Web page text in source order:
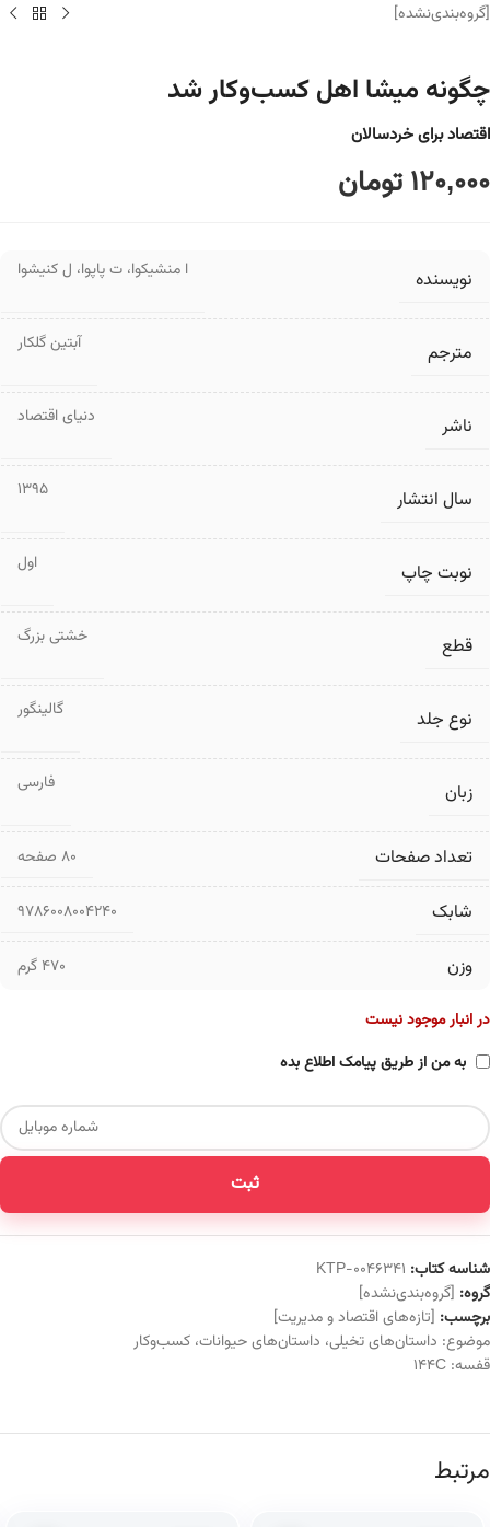
[گروه‌بندی‌نشده]
چگونه میشا اهل کسب‌وکار شد
اقتصاد برای خردسالان
120,000تومان
نویسنده ا منشیکوا، ت پاپوا، ل کنیشوا
مترجم آبتین گلکار
ناشر دنیای اقتصاد
سال انتشار 1395
نوبت چاپ اول
قطع خشتی بزرگ
نوع جلد گالینگور
زبان فارسی
تعداد صفحات ۸۰ صفحه
شابک 9786008004240
وزن 470 گرم
در انبار موجود نیست
به من از طریق پیامک اطلاع بده
ثبت
شناسه کتاب: KTP-0046341
گروه: [گروه‌بندی‌نشده]
برچسب: [تازه‌های اقتصاد و مدیریت]
موضوع: داستان‌های تخیلی، داستان‌های حیوانات، کسب‌وکار
قفسه: 144C
مرتبط